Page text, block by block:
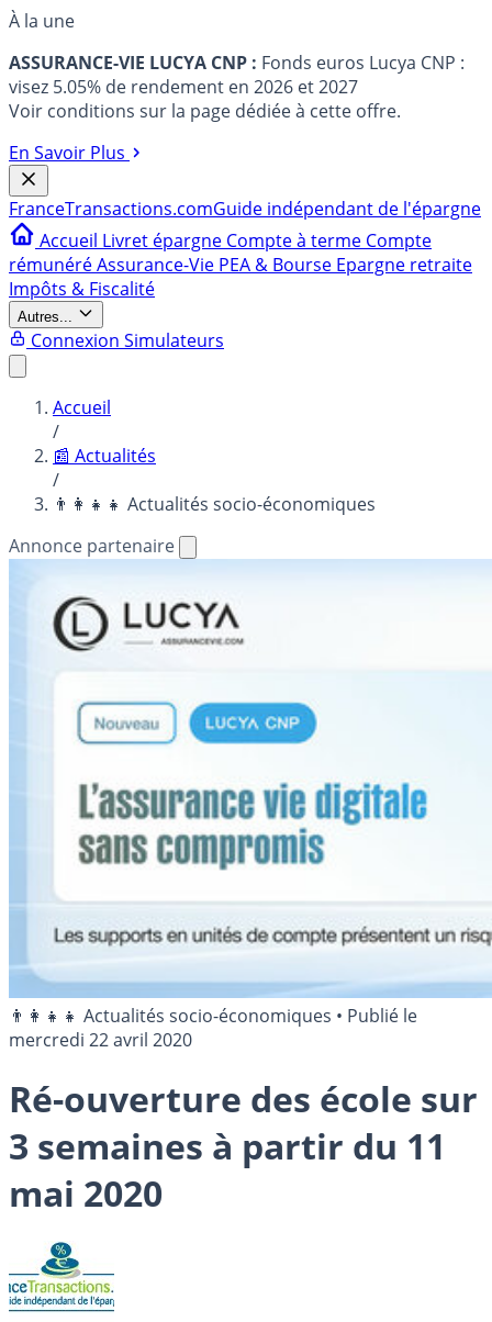
À la une
ASSURANCE-VIE LUCYA CNP : Fonds euros Lucya CNP :
visez 5.05% de rendement en 2026 et 2027
Voir conditions sur la page dédiée à cette offre.
En Savoir Plus
FranceTransactions.comGuide indépendant de l'épargne
Accueil Livret épargne Compte à terme Compte
rémunéréAssurance-Vie PEA & Bourse Epargne retraite
Impôts & Fiscalité
Autres...
Connexion Simulateurs
Accueil
/
📰 Actualités
/
👨‍👩‍👧‍👧 Actualités socio-économiques
Annonce partenaire
👨‍👩‍👧‍👧 Actualités socio-économiques • Publié le
mercredi 22 avril 2020
Ré-ouverture des école sur
3 semaines à partir du 11
mai 2020